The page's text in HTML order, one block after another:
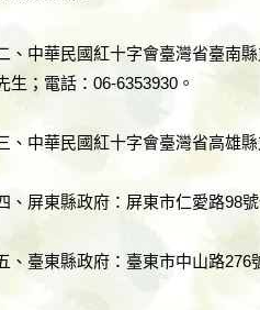
、中華民國紅十字會臺灣省臺南
生；電話：06-6353930。
、中華民國紅十字會臺灣省高雄
、屏東縣政府：屏東市仁愛路98
、臺東縣政府：臺東市中山路276